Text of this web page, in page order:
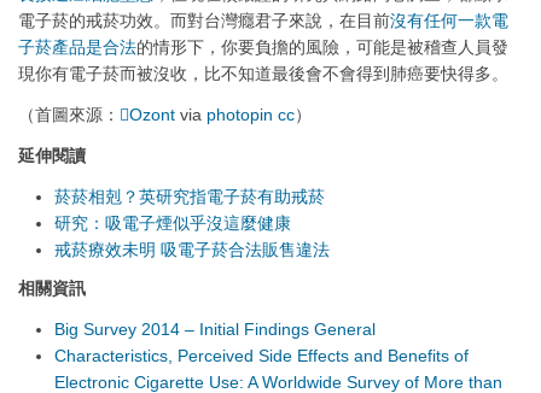
電子菸的戒菸功效。而對台灣癮君子來說，在目前沒有任何一款電
子菸產品是合法的情形下，你要負擔的風險，可能是被稽查人員發
現你有電子菸而被沒收，比不知道最後會不會得到肺癌要快得多。
（首圖來源： Ozont via photopin cc）
延伸閱讀
菸菸相剋？英研究指電子菸有助戒菸
研究：吸電子煙似乎沒這麼健康
戒菸療效未明 吸電子菸合法販售違法
相關資訊
Big Survey 2014 – Initial Findings General
Characteristics, Perceived Side Effects and Benefits of
Electronic Cigarette Use: A Worldwide Survey of More than